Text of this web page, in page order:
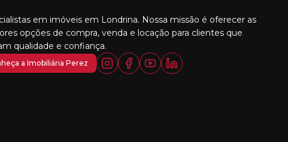
em imóveis em Londrina. Nossa missão é oferecer as
opções de compra, venda e locação para clientes que
qualidade e confiança.
a Imobiliária Perez